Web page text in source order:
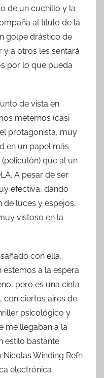
de un cuchillo y la
al título de la
golpe drástico de
y a otros les sentará
por lo que pueda
de vista en
meternos (casi
protagonista, muy
en un papel más
que al un
A pesar de ser
efectiva, dando
de luces y espejos,
vistoso en la
con ella,
a la espera
pero es una cinta
con ciertos aires de
psicológico y
me llegaban a la
estilo bastante
Winding Refn
electrónica